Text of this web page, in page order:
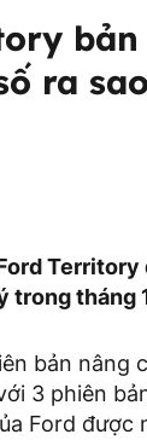
ra
trong tháng
bản nâng
3 phiên
Ford được